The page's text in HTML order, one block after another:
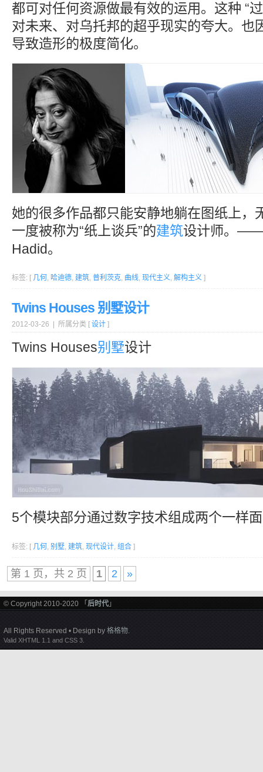
都可对任何资源做最有效的运用。这种 “
对未来、对乌托邦的超乎现实的夸大。也
导致造形的极度简化。
她的很多作品都只能安静地躺在图纸上，
一度被称为“纸上谈兵”的建筑设计师。——
Hadid。
标签: [ 几何 , 哈迪德, 建筑, 普利茨克, 曲线, 现代主义, 解构主义 ]
Twins Houses 别墅设计
2012-03-26 | 所属分类 [ 设计 ]
Twins Houses别墅设计
5个模块部分通过数字技术组成两个一样
标签: [ 几何 , 别墅, 建筑, 现代设计, 组合 ]
第 1 页，共 2 页 1 2 »
© Copyright 2010-2020 「 后时代 」
All Rights Reserved • Design by 格格物.
Valid XHTML 1.1 and CSS 3.